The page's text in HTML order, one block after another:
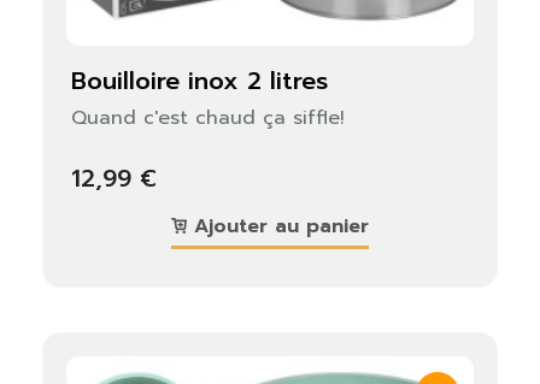
bouilloire inox 2 litres
Quand c'est chaud ça siffle!
12,99 €
Ajouter au panier